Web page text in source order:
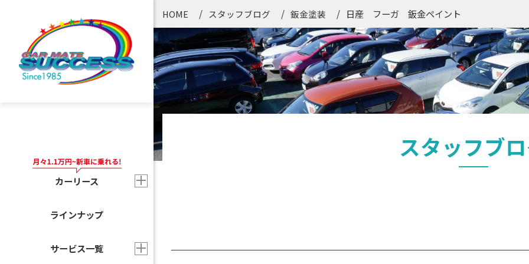
カーリース
ラインナップ
サービス一覧
HOME スタッフブログ 鈑金塗装 日産 フーガ 鈑金ペイント
スタッフブ